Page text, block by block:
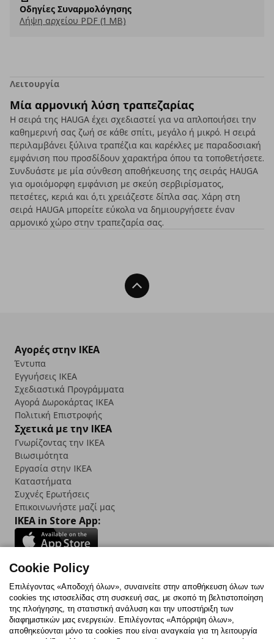
Οδηγίες Συναρμολόγησης
Λήψη αρχείου PDF (1 MB)
Λειτουργία
Μία αρμονική λύση τραπεζαρίας
Η σειρά της HAUGA έχει σχεδιαστεί για να απλοποιήσει την
καθημερινή σας ζωή σε κάθε σπίτι, μεγάλο ή μικρό. Η σειρά
περιλαμβάνει ξύλινα τραπέζια και καρέκλες με παραδοσιακή
εμφάνιση που προσδίδουν χαρακτήρα όπου τα τοποθετήσετε.
Συνδυάστε με μία σύνθεση αποθήκευσης της σειράς HAUGA
για ομοιόμορφη εμφάνιση με σκεύη σερβιρίσματος,
πετσέτες, κεριά και ό,τι χρειάζεστε δίπλα σας. Χάρη στη
σειρά HAUGA μπορείτε εύκολα να δημιουργήσετε έναν
αρμονικό χώρο στην τραπεζαρία σας.
Back To Top
Αγορές στην IKEA
Έντυπα
Εγγυήσεις IKEA
Σχεδιαστικά Προγράμματα
Αγορά Δωρoκάρτας IKEA
Πολιτική Επιστροφής
Σχετικά με την IKEA
Γνωρίζοντας την IKEA
Βιωσιμότητα
Εργασία στην IKEA
Καταστήματα
Συχνές Ερωτήσεις
Επικοινωνήστε μαζί μας
IKEA in Store App:
Follow us:
FacebookInstagram
TikTokYoutubePinterestTwitter
Cookie Policy
Επιλέγοντας «Αποδοχή όλων», συναινείτε στην αποθήκευση όλων των
cookies της ιστοσελίδας στη συσκευή σας, με σκοπό τη βελτιστοποίηση
της πλοήγησης, τη στατιστική ανάλυση και την υποστήριξη των
διαφημιστικών μας ενεργειών. Επιλέγοντας «Απόρριψη όλων»,
αποθηκεύονται μόνο τα cookies που είναι αναγκαία για τη λειτουργία